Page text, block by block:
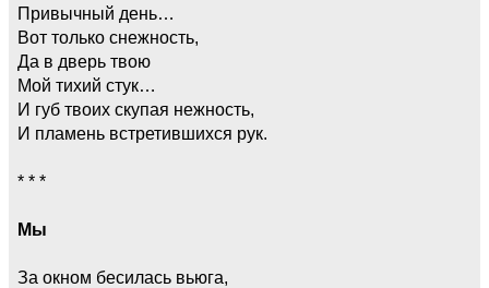
Привычный день…
Вот только снежность,
Да в дверь твою
Мой тихий стук…
И губ твоих скупая нежность,
И пламень встретившихся рук.
* * *
Мы
За окном бесилась вьюга,